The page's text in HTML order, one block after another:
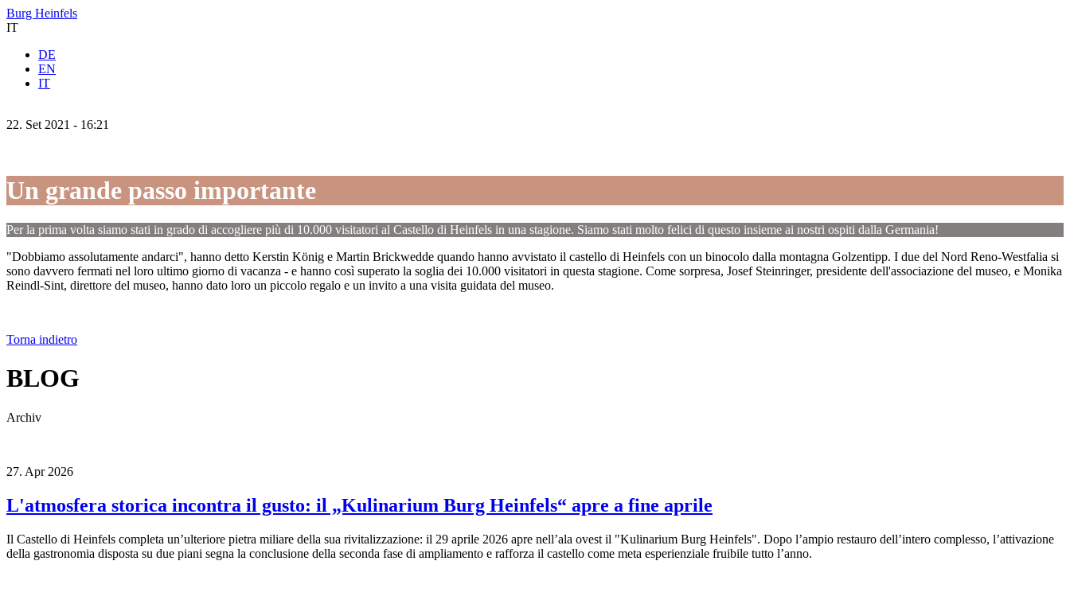
Burg Heinfels
IT
DE
EN
IT
22. Set 2021 - 16:21
Un grande passo importante
Per la prima volta siamo stati in grado di accogliere più di 10.000 visitatori al Castello di Heinfels in una stagione. Siamo stati molto felici di questo insieme ai nostri ospiti dalla Germania!
"Dobbiamo assolutamente andarci", hanno detto Kerstin König e Martin Brickwedde quando hanno avvistato il castello di Heinfels con un binocolo dalla montagna Golzentipp. I due del Nord Reno-Westfalia si
sono davvero fermati nel loro ultimo giorno di vacanza - e hanno così superato la soglia dei 10.000 visitatori in questa stagione. Come sorpresa, Josef Steinringer, presidente dell'associazione del museo, e Monika
Reindl-Sint, direttore del museo, hanno dato loro un piccolo regalo e un invito a una visita guidata del museo.
Torna indietro
BLOG
Archiv
27. Apr 2026
L'atmosfera storica incontra il gusto: il „Kulinarium Burg Heinfels“ apre a fine aprile
Il Castello di Heinfels completa un’ulteriore pietra miliare della sua rivitalizzazione: il 29 aprile 2026 apre nell’ala ovest il "Kulinarium Burg Heinfels". Dopo l’ampio restauro dell’intero complesso, l’attivazione
della gastronomia disposta su due piani segna la conclusione della seconda fase di ampliamento e rafforza il castello come meta esperienziale fruibile tutto l’anno.